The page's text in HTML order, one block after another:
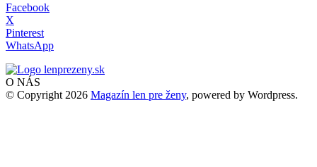
Facebook
X
Pinterest
WhatsApp
O NÁS
© Copyright 2026 Magazín len pre ženy, powered by Wordpress.